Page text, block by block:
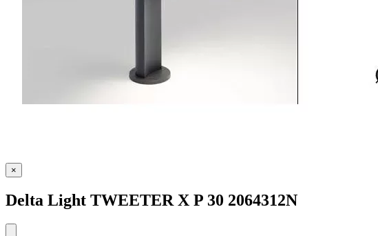
×
Delta Light TWEETER X P 30 2064312N